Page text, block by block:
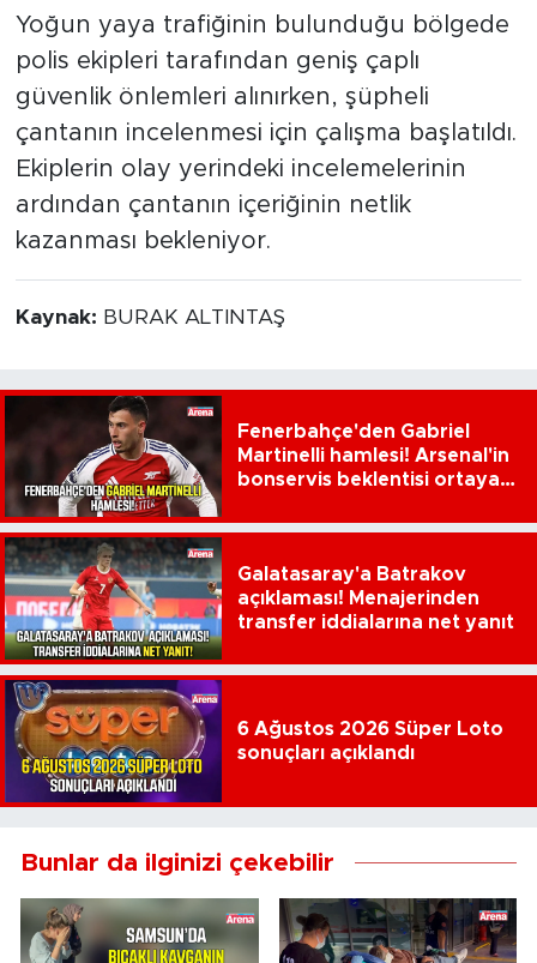
Yoğun yaya trafiğinin bulunduğu bölgede
polis ekipleri tarafından geniş çaplı
güvenlik önlemleri alınırken, şüpheli
çantanın incelenmesi için çalışma başlatıldı.
Ekiplerin olay yerindeki incelemelerinin
ardından çantanın içeriğinin netlik
kazanması bekleniyor.
Kaynak: BURAK ALTINTAŞ
Fenerbahçe'den Gabriel
Martinelli hamlesi! Arsenal'in
bonservis beklentisi ortaya
Galatasaray'a Batrakov
açıklaması! Menajerinden
transfer iddialarına net yanıt
6 Ağustos 2026 Süper Loto
sonuçları açıklandı
Bunlar da ilginizi çekebilir